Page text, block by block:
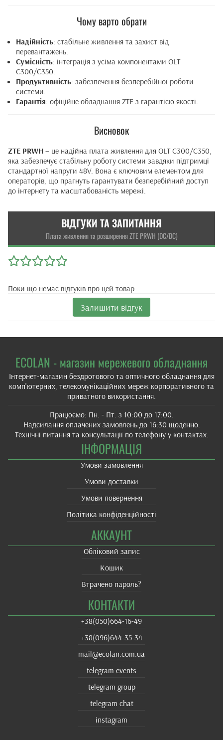
Чому варто обрати
Надійність: стабільне живлення та захист від
перевантажень.
Сумісність: інтеграція з усіма компонентами OLT
C300/C350.
Продуктивність: забезпечення безперебійної роботи
системи.
Гарантія: офіційне обладнання ZTE з гарантією якості.
Висновок
ZTE PRWH – це надійна плата живлення для OLT C300/C350,
яка забезпечує стабільну роботу системи завдяки підтримці
стандартної напруги 48V. Вона є ключовим елементом для
операторів, що прагнуть гарантувати безперебійний доступ
до інтернету та масштабованість мережі.
ВІДГУКИ ТА ЗАПИТАННЯ
Плата живлення та розширення ZTE PRWH (DC/DC)
Поки що немає відгуків про цей товар
Залишити відгук
ECOLAN - магазин мережевого обладнання
Інтернет-магазин бездротового та оптичного обладнання для
комп'ютерних, телекомунікаційних мереж корпоративного та
приватного використання.
Працюємо: Пн. - Пт. з 10:00 до 17:00.
Надсилання оплачених замовлень до 16:30 щоденно.
Технічні питання та консультації по телефону у контактах.
ІНФОРМАЦІЯ
Умови замовлення
Умови доставки
Умови повернення
Політика конфіденційності
АККАУНТ
Обліковий запис
Кошик
Втрачено пароль?
КОНТАКТИ
+38(‎050)664-16-49
+38‎(096)644-35-34
mail@ecolan.com.ua
telegram events
telegram group
telegram chat
instagram